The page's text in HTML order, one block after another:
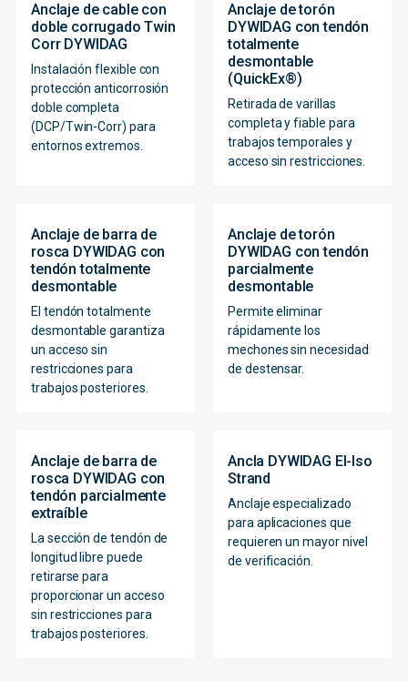
Anclaje de cable con
doble corrugado Twin
Corr DYWIDAG
Instalación flexible con
protección anticorrosión
doble completa
(DCP/Twin-Corr) para
entornos extremos.
Anclaje de torón
DYWIDAG con tendón
totalmente
desmontable
(QuickEx®)
Retirada de varillas
completa y fiable para
trabajos temporales y
acceso sin restricciones.
Anclaje de barra de
rosca DYWIDAG con
tendón totalmente
desmontable
El tendón totalmente
desmontable garantiza
un acceso sin
restricciones para
trabajos posteriores.
Anclaje de torón
DYWIDAG con tendón
parcialmente
desmontable
Permite eliminar
rápidamente los
mechones sin necesidad
de destensar.
Anclaje de barra de
rosca DYWIDAG con
tendón parcialmente
extraíble
La sección de tendón de
longitud libre puede
retirarse para
proporcionar un acceso
sin restricciones para
trabajos posteriores.
Ancla DYWIDAG El-Iso
Strand
Anclaje especializado
para aplicaciones que
requieren un mayor nivel
de verificación.